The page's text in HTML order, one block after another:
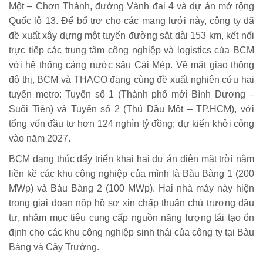
Một – Chơn Thành, đường Vành đai 4 và dự án mở rộng
Quốc lộ 13. Để bổ trợ cho các mạng lưới này, công ty đã
đề xuất xây dựng một tuyến đường sắt dài 153 km, kết nối
trực tiếp các trung tâm công nghiệp và logistics của BCM
với hệ thống cảng nước sâu Cái Mép. Về mặt giao thông
đô thị, BCM và THACO đang cùng đề xuất nghiên cứu hai
tuyến metro: Tuyến số 1 (Thành phố mới Bình Dương –
Suối Tiên) và Tuyến số 2 (Thủ Dầu Một – TP.HCM), với
tổng vốn đầu tư hơn 124 nghìn tỷ đồng; dự kiến khởi công
vào năm 2027.
BCM đang thúc đẩy triển khai hai dự án điện mặt trời nằm
liền kề các khu công nghiệp của mình là Bàu Bàng 1 (200
MWp) và Bàu Bàng 2 (100 MWp). Hai nhà máy này hiện
trong giai đoạn nộp hồ sơ xin chấp thuận chủ trương đầu
tư, nhằm mục tiêu cung cấp nguồn năng lượng tái tạo ổn
định cho các khu công nghiệp sinh thái của công ty tại Bàu
Bàng và Cây Trường.